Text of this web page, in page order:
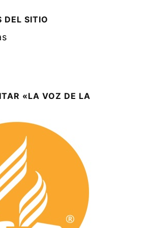
DEL SITIO
«LA VOZ DE LA